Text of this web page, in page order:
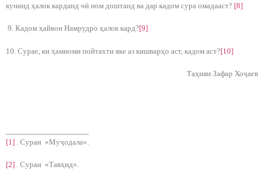
кунанд ҳалок карданд чӣ ном доштанд ва дар кадом сура омадааст? [8]
9. Кадом ҳайвон Намрудро ҳалок кард?[9]
10. Сурае, ки ҳамноми пойтахти яке аз кишварҳо аст, кадом аст?[10]
Таҳияи Зафар Хоҷаев
[1] . Сураи «Муҷодала».
[2] . Сураи «Тавҳид».